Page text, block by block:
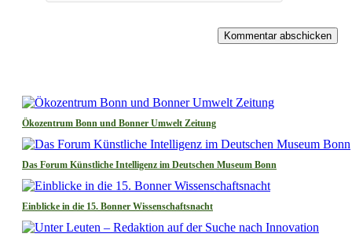
Kommentar abschicken
Ökozentrum Bonn und Bonner Umwelt Zeitung
Das Forum Künstliche Intelligenz im Deutschen Museum Bonn
Einblicke in die 15. Bonner Wissenschaftsnacht